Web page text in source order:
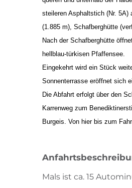
steileren Asphaltstich (Nr. 5A)
(1.885 m), Schafberghütte
Nach der Schafberghütte
hellblau-türkisen Pfaffensee.
Eingekehrt wird ein Stück
Sonnenterrasse eröffnet sich
Die Abfahrt erfolgt über den
Karrenweg zum
Burgeis. Von hier bis zum
Mals ist ca. 15